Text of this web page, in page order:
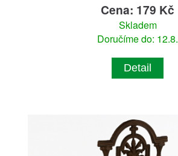
Cena: 179 Kč
Skladem
Doručíme do: 12.8.
Detail